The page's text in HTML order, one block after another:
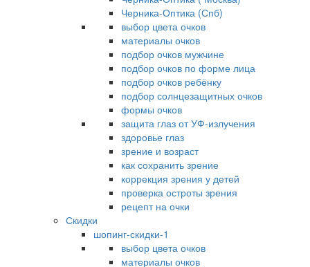
Черника-Оптика (Спб)
выбор цвета очков
материалы очков
подбор очков мужчине
подбор очков по форме лица
подбор очков ребёнку
подбор солнцезащитных очков
формы очков
защита глаз от УФ-излучения
здоровье глаз
зрение и возраст
как сохранить зрение
коррекция зрения у детей
проверка остроты зрения
рецепт на очки
Скидки
шопинг-скидки-1
выбор цвета очков
материалы очков